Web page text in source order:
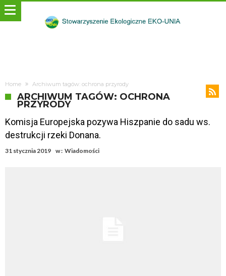
Home Archiwum tagów: ochrona przyrody
ARCHIWUM TAGÓW: OCHRONA
PRZYRODY
Komisja Europejska pozywa Hiszpanie do sadu ws.
destrukcji rzeki Donana.
31 stycznia 2019 w : Wiadomości